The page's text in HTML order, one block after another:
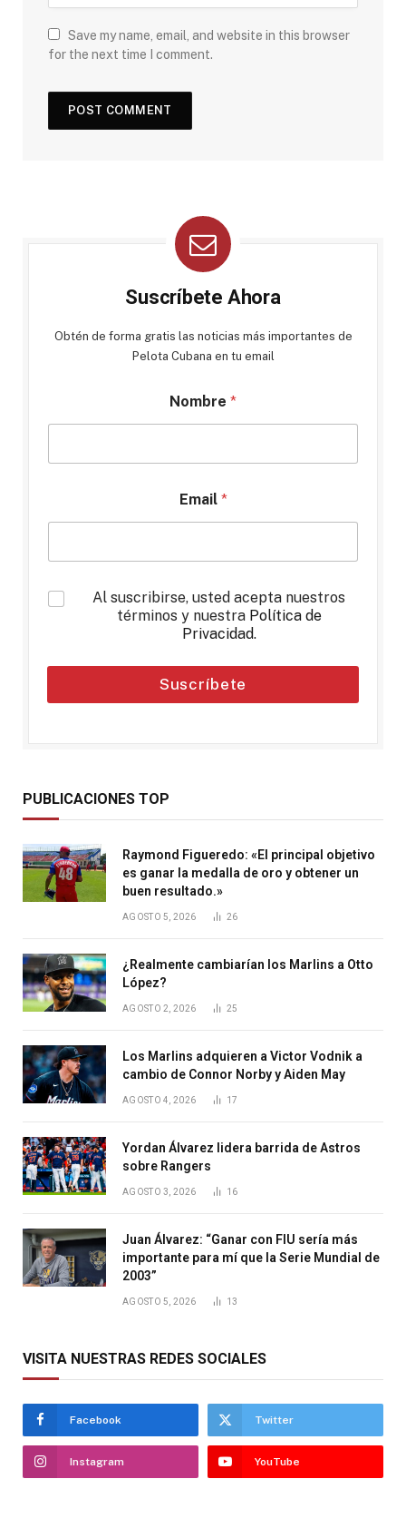
Save my name, email, and website in this browser
for the next time I comment.
Suscríbete Ahora
Obtén de forma gratis las noticias más importantes de
Pelota Cubana en tu email
Nombre *
Email *
*
Al suscribirse, usted acepta nuestros
términos y nuestra Política de
Privacidad.
Suscríbete
PUBLICACIONES TOP
Raymond Figueredo: «El principal objetivo
es ganar la medalla de oro y obtener un
buen resultado.»
AGOSTO 5, 2026 26
¿Realmente cambiarían los Marlins a Otto
López?
AGOSTO 2, 2026 25
Los Marlins adquieren a Victor Vodnik a
cambio de Connor Norby y Aiden May
AGOSTO 4, 2026 17
Yordan Álvarez lidera barrida de Astros
sobre Rangers
AGOSTO 3, 2026 16
Juan Álvarez: “Ganar con FIU sería más
importante para mí que la Serie Mundial de
2003”
AGOSTO 5, 2026 13
VISITA NUESTRAS REDES SOCIALES
Facebook Twitter
Instagram YouTube